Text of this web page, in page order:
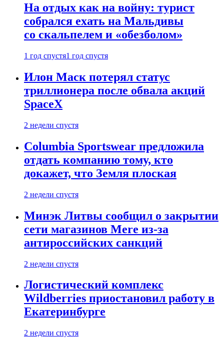
На отдых как на войну: турист
собрался ехать на Мальдивы
со скальпелем и «обезболом»
1 год спустя1 год спустя
Илон Маск потерял статус
триллионера после обвала акций
SpaceX
2 недели спустя
Columbia Sportswear предложила
отдать компанию тому, кто
докажет, что Земля плоская
2 недели спустя
Минэк Литвы сообщил о закрытии
сети магазинов Mere из-за
антироссийских санкций
2 недели спустя
Логистический комплекс
Wildberries приостановил работу в
Екатеринбурге
2 недели спустя